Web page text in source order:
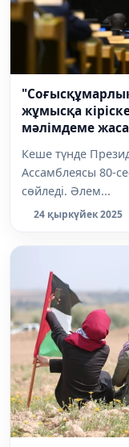
жұмысқа
мәлімдеме
Кеше түнде
Ассамблеясы 80-
сөйледі. Әлем...
24 қыркүйек 2025